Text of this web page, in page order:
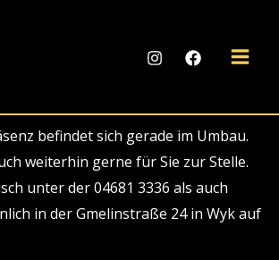
Main
Lounge Wyk auf Föhr
/ Herren-Friseur und
Südstrand.
befindet sich gerade im Umbau.
weiterhin gerne für Sie zur Stelle.
unter der 04681 3336 als auch
in der Gmelinstraße 24 in Wyk auf